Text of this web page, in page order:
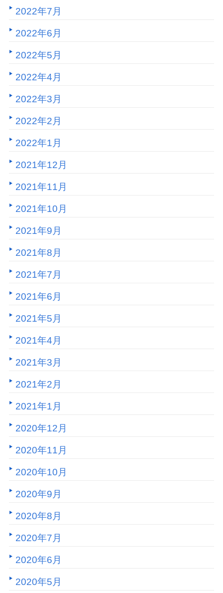
2022年7月
2022年6月
2022年5月
2022年4月
2022年3月
2022年2月
2022年1月
2021年12月
2021年11月
2021年10月
2021年9月
2021年8月
2021年7月
2021年6月
2021年5月
2021年4月
2021年3月
2021年2月
2021年1月
2020年12月
2020年11月
2020年10月
2020年9月
2020年8月
2020年7月
2020年6月
2020年5月